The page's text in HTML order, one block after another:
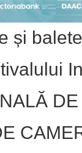
și balete